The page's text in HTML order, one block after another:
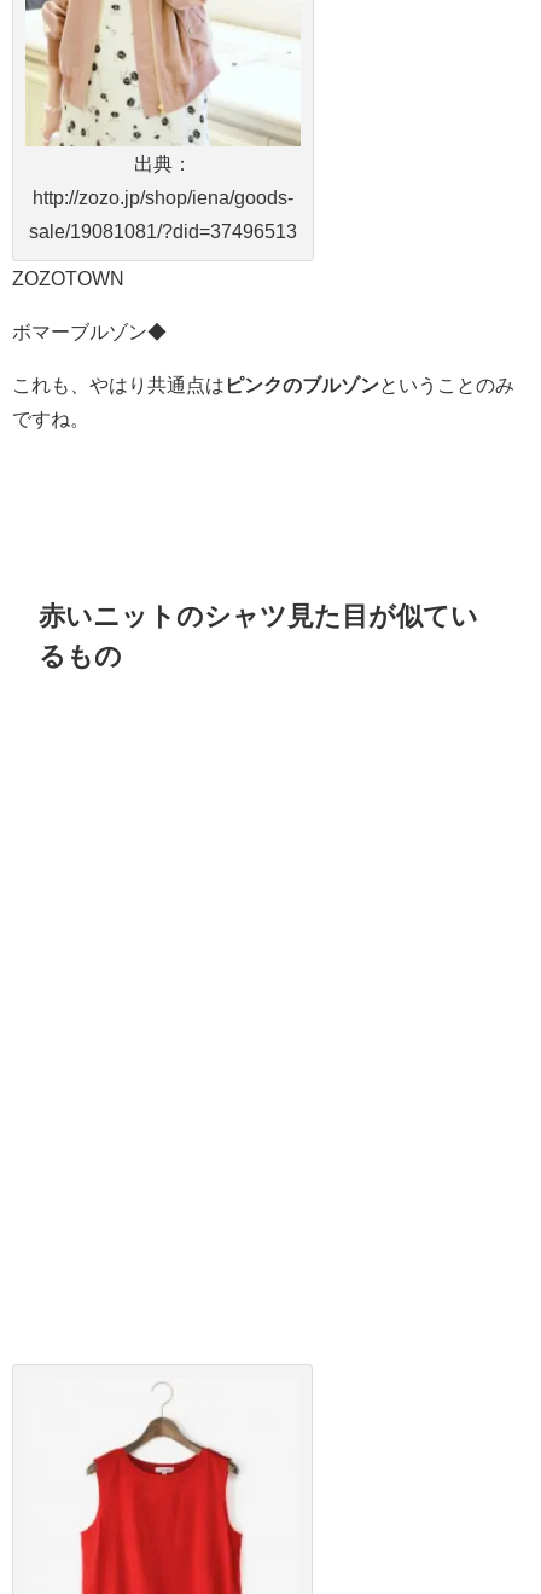
出典：
http://zozo.jp/shop/iena/goods-
sale/19081081/?did=37496513
ZOZOTOWN
ボマーブルゾン◆
これも、やはり共通点は ピンクのブルゾンということのみ
ですね。
赤いニットのシャツ見た目が似てい
るもの